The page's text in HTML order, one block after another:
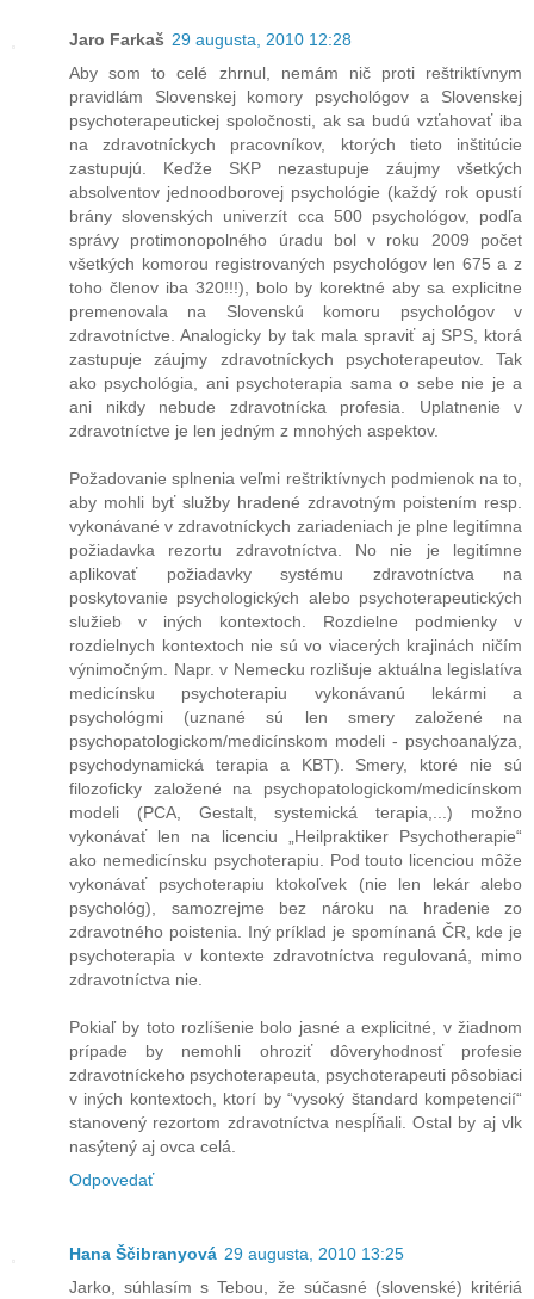
Jaro Farkaš 29 augusta, 2010 12:28
Aby som to celé zhrnul, nemám nič proti reštriktívnym
pravidlám Slovenskej komory psychológov a Slovenskej
psychoterapeutickej spoločnosti, ak sa budú vzťahovať iba
na zdravotníckych pracovníkov, ktorých tieto inštitúcie
zastupujú. Keďže SKP nezastupuje záujmy všetkých
absolventov jednoodborovej psychológie (každý rok opustí
brány slovenských univerzít cca 500 psychológov, podľa
správy protimonopolného úradu bol v roku 2009 počet
všetkých komorou registrovaných psychológov len 675 a z
toho členov iba 320!!!), bolo by korektné aby sa explicitne
premenovala na Slovenskú komoru psychológov v
zdravotníctve. Analogicky by tak mala spraviť aj SPS, ktorá
zastupuje záujmy zdravotníckych psychoterapeutov. Tak
ako psychológia, ani psychoterapia sama o sebe nie je a
ani nikdy nebude zdravotnícka profesia. Uplatnenie v
zdravotníctve je len jedným z mnohých aspektov.
Požadovanie splnenia veľmi reštriktívnych podmienok na to,
aby mohli byť služby hradené zdravotným poistením resp.
vykonávané v zdravotníckych zariadeniach je plne legitímna
požiadavka rezortu zdravotníctva. No nie je legitímne
aplikovať požiadavky systému zdravotníctva na
poskytovanie psychologických alebo psychoterapeutických
služieb v iných kontextoch. Rozdielne podmienky v
rozdielnych kontextoch nie sú vo viacerých krajinách ničím
výnimočným. Napr. v Nemecku rozlišuje aktuálna legislatíva
medicínsku psychoterapiu vykonávanú lekármi a
psychológmi (uznané sú len smery založené na
psychopatologickom/medicínskom modeli - psychoanalýza,
psychodynamická terapia a KBT). Smery, ktoré nie sú
filozoficky založené na psychopatologickom/medicínskom
modeli (PCA, Gestalt, systemická terapia,...) možno
vykonávať len na licenciu „Heilpraktiker Psychotherapie“
ako nemedicínsku psychoterapiu. Pod touto licenciou môže
vykonávať psychoterapiu ktokoľvek (nie len lekár alebo
psychológ), samozrejme bez nároku na hradenie zo
zdravotného poistenia. Iný príklad je spomínaná ČR, kde je
psychoterapia v kontexte zdravotníctva regulovaná, mimo
zdravotníctva nie.
Pokiaľ by toto rozlíšenie bolo jasné a explicitné, v žiadnom
prípade by nemohli ohroziť dôveryhodnosť profesie
zdravotníckeho psychoterapeuta, psychoterapeuti pôsobiaci
v iných kontextoch, ktorí by “vysoký štandard kompetencií“
stanovený rezortom zdravotníctva nespĺňali. Ostal by aj vlk
nasýtený aj ovca celá.
Odpovedať
Hana Ščibranyová 29 augusta, 2010 13:25
Jarko, súhlasím s Tebou, že súčasné (slovenské) kritériá